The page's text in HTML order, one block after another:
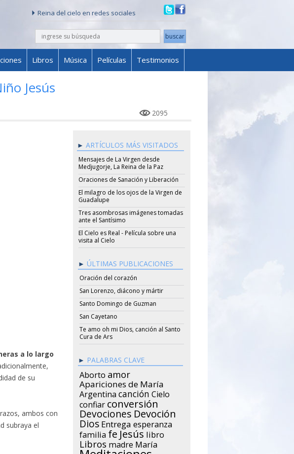
Reina del cielo en redes sociales
buscar
Libros Música Películas Testimonios
Jesús
2095
a lo largo
de su
ambos con
subraya el
ARTÍCULOS MÁS VISITADOS
Mensajes de La Virgen desde
Medjugorje, La Reina de la Paz
Oraciones de Sanación y Liberación
El milagro de los ojos de la Virgen de
Guadalupe
Tres asombrosas imágenes tomadas
ante el Santísimo
El Cielo es Real - Película sobre una
visita al Cielo
ÚLTIMAS PUBLICACIONES
Oración del corazón
San Lorenzo, diácono y mártir
Santo Domingo de Guzman
San Cayetano
Te amo oh mi Dios, canción al Santo
Cura de Ars
PALABRAS CLAVE
Aborto amor
Apariciones de María
Argentina canción Cielo
confiar conversión
Devociones Devoción
Dios Entrega esperanza
familia fe Jesús libro
Libros madre María